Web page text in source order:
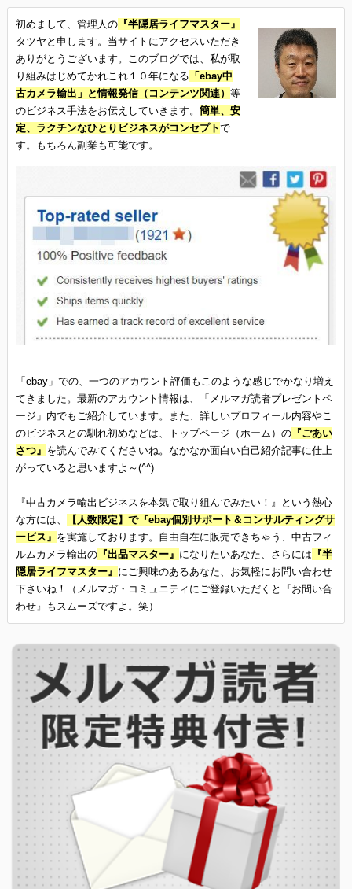
初めまして、管理人の『半隠居ライフマスター』
タツヤと申します。当サイトにアクセスいただき
ありがとうございます。このブログでは、私が取
り組みはじめてかれこれ１０年になる 「ebay中
古カメラ輸出」と情報発信（コンテンツ関連） 等
のビジネス手法をお伝えしていきます。 簡単、安
定、ラクチンなひとりビジネスがコンセプトで
す。もちろん副業も可能です。
「ebay」での、一つのアカウント評価もこのような感じでかなり増え
てきました。最新のアカウント情報は、「メルマガ読者プレゼントペ
ージ」内でもご紹介しています。また、詳しいプロフィール内容やこ
のビジネスとの馴れ初めなどは、トップページ（ホーム）の『ごあい
さつ』 を読んでみてくださいね。なかなか面白い自己紹介記事に仕上
がっていると思いますよ～(^^)
『中古カメラ輸出ビジネスを本気で取り組んでみたい！』という熱心
な方には、
【人数限定】で『ebay個別サポート＆コンサルティングサ
ービス』 を実施しております。自由自在に販売できちゃう、中古フィ
ルムカメラ輸出の『出品マスター』 になりたいあなた、さらには 『半
隠居ライフマスター』 にご興味のあるあなた、お気軽にお問い合わせ
下さいね！（メルマガ・コミュニティにご登録いただくと『お問い合
わせ』もスムーズですよ。笑）